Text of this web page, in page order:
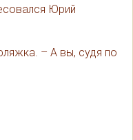
Юрий
– А вы, судя по